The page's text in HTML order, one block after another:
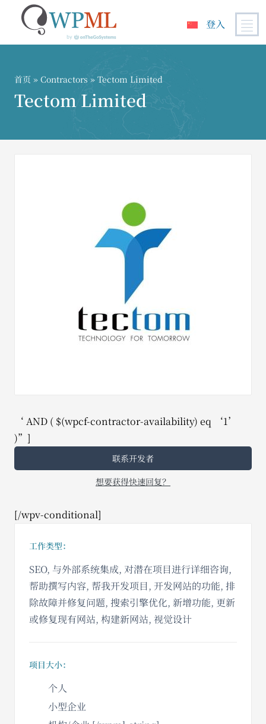
登入
首页 » Contractors » Tectom Limited
Tectom Limited
‘ AND ( $(wpcf-contractor-availability) eq ‘1’
)”]
联系开发者
想要获得快速回复？
[/wpv-conditional]
工作类型：
SEO, 与外部系统集成, 对潜在项目进行详细咨询,
帮助撰写内容, 帮我开发项目, 开发网站的功能, 排
除故障并修复问题, 搜索引擎优化, 新增功能, 更新
或修复现有网站, 构建新网站, 视觉设计
项目大小：
个人
小型企业